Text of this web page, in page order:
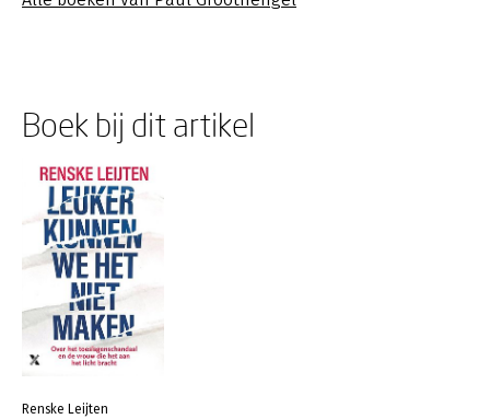
Boek bij dit artikel
Renske Leijten